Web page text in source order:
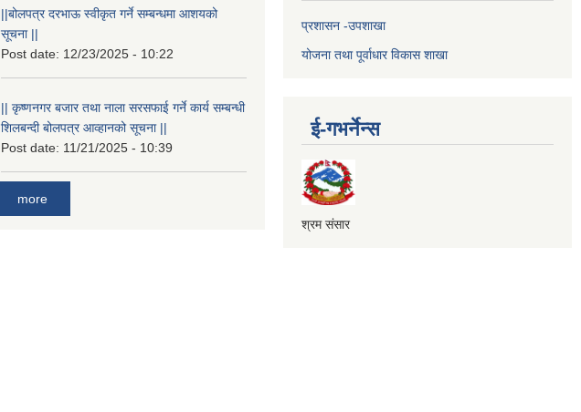
||बोलपत्र दरभाऊ स्वीकृत गर्ने सम्बन्धमा आशयको
सूचना ||
Post date: 12/23/2025 - 10:22
|| कृष्णनगर बजार तथा नाला सरसफाई गर्ने कार्य सम्बन्धी
शिलबन्दी बोलपत्र आव्हानको सूचना ||
Post date: 11/21/2025 - 10:39
more
प्रशासन -उपशाखा
योजना तथा पूर्वाधार विकास शाखा
ई-गभर्नेन्स
श्रम संसार